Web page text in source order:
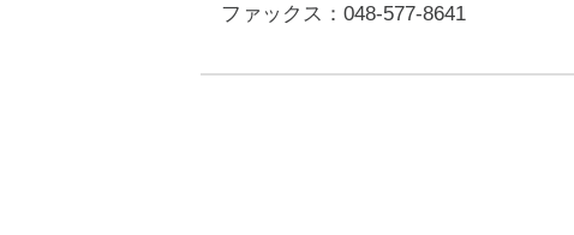
ファックス：048-577-8641